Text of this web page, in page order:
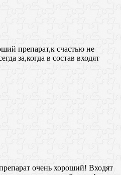
препарат,к счастью не
за,когда в состав входят
очень хороший! Входят